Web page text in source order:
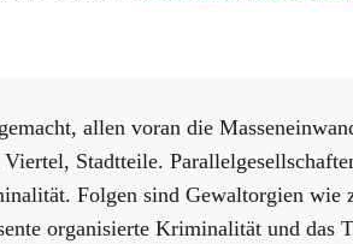
allen voran die
Stadtteile.
Folgen sind Gewaltorgien wie
organisierte Kriminalität und das